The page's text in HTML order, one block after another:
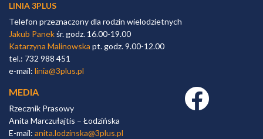
LINIA 3PLUS
Telefon przeznaczony dla rodzin wielodzietnych
Jakub Panekśr. godz. 16.00-19.00
Katarzyna Malinowska pt. godz. 9.00-12.00
tel.: 732 988 451
e-mail: linia@3plus.pl
MEDIA
Rzecznik Prasowy
Anita Marczułajtis – Łodzińska
E-mail: anita.lodzinska@3plus.pl
Facebook link